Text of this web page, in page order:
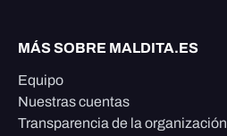
MÁS SOBRE MALDITA.ES
Equipo
Nuestras cuentas
Transparencia de la organización